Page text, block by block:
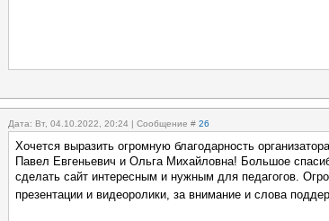
Дата: Вт, 04.10.2022, 20:24 | Сообщение # 26
Хочется выразить огромную благодарность
Павел Евгеньевич и Ольга Михайловна! Большое
сделать сайт интересным и нужным для педагогов.
презентации и видеоролики, за внимание и слова